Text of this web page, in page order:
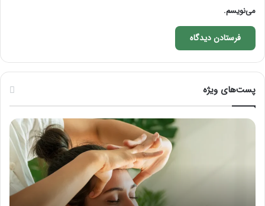
می‌نویسم.
پست‌های ویژه
راهنمای